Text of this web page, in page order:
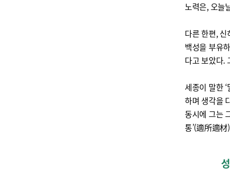
노력은, 오늘
다른 한편,
백성을 부유
다고 보았다.
세종이 말한
하며 생각을
동시에 그는
통’(適所適